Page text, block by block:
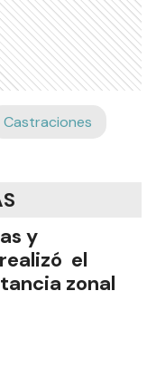
Castraciones
y
el
zonal